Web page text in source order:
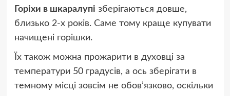
Горіхи в шкаралупі зберігаються довше,
близько 2-х років. Саме тому краще купувати
начищені горішки.
Їх також можна прожарити в духовці за
температури 50 градусів, а ось зберігати в
темному місці зовсім не обов’язково, оскільки